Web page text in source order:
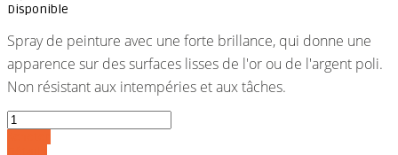
Disponible
Spray de peinture avec une forte brillance, qui donne une
apparence sur des surfaces lisses de l'or ou de l'argent poli.
Non résistant aux intempéries et aux tâches.